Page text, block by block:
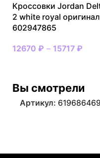
Кроссовки Jordan
2 white royal оригинал
602947865
12670 ₽ – 15717 ₽
Вы смотрели
Артикул: 619686469